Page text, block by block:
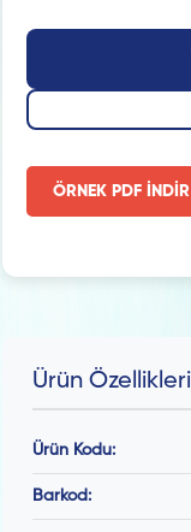
ÖRNEK PDF İNDİR
Ürün Özellikleri
Ürün Kodu:
Barkod: